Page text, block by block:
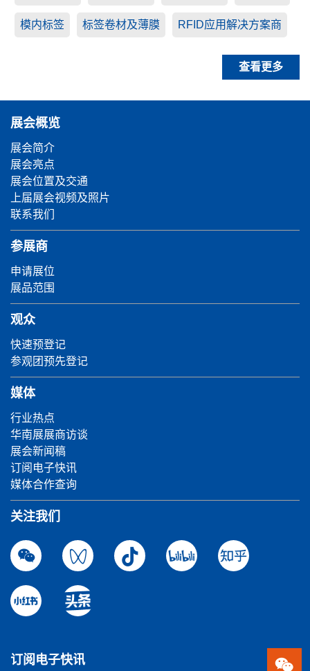
模内标签 标签卷材及薄膜 RFID应用解决方案商
查看更多
展会概览
展会简介
展会亮点
展会位置及交通
上届展会视频及照片
联系我们
参展商
申请展位
展品范围
观众
快速预登记
参观团预先登记
媒体
行业热点
华南展展商访谈
展会新闻稿
订阅电子快讯
媒体合作查询
关注我们
订阅电子快讯